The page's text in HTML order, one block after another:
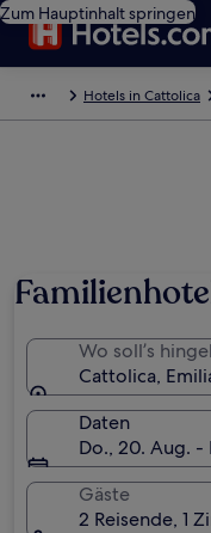
Zum Hauptinhalt springen
Hotels in Cattolica
Wo soll’s
Cattolica,
Daten
Do., 20. Aug. -
Gäste
2 Reisende, 1